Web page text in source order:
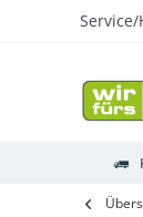
Service/